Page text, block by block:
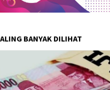
BANYAK DILIHAT